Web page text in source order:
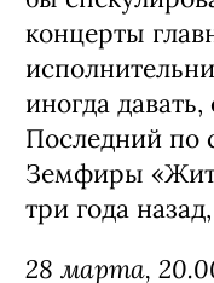
Концерт
Земфира
рамках тура
феврале
последние
бы